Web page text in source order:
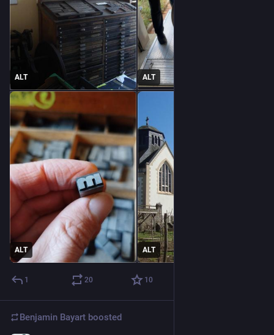
ALT ALT
ALT ALT
1 20 10
Benjamin Bayart boosted